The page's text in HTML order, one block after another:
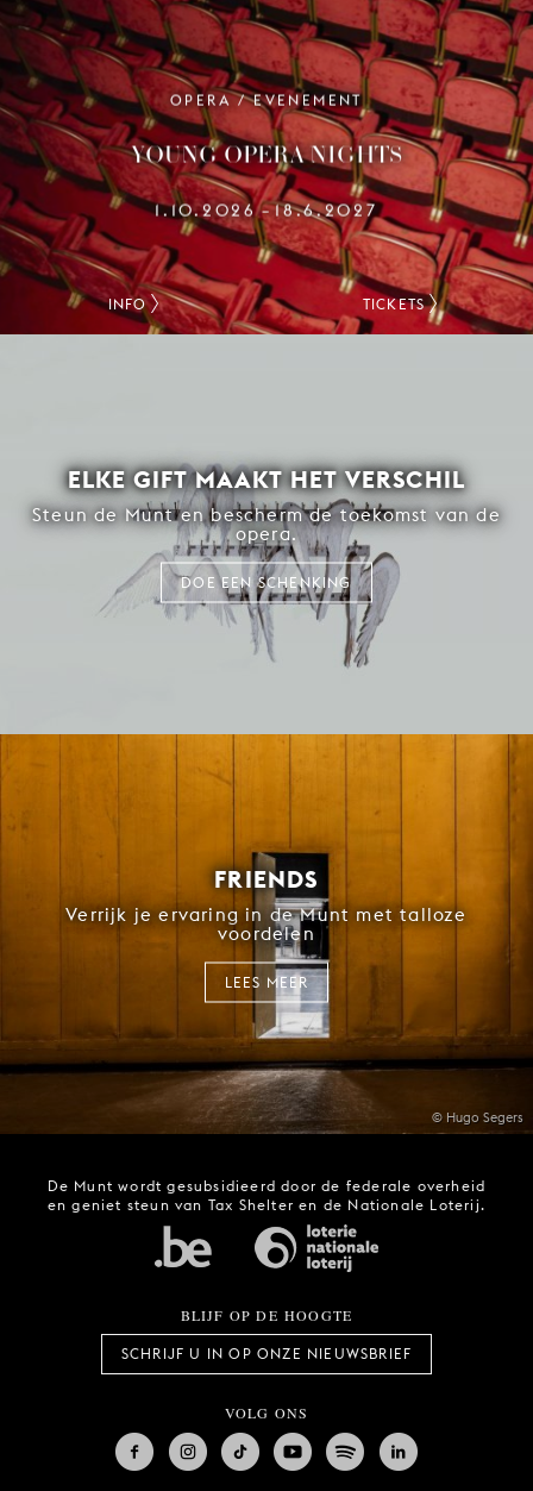
OPERA / EVENEMENT
YOUNG OPERA NIGHTS
1.10.2026–18.6.2027
INFO TICKETS
ELKE GIFT MAAKT HET VERSCHIL
Steun de Munt en bescherm de toekomst van de
opera.
DOE EEN SCHENKING
© Hugo Segers
FRIENDS
Verrijk je ervaring in de Munt met talloze
voordelen
LEES MEER
De Munt wordt gesubsidieerd door de federale overheid
en geniet steun van Tax Shelter en de Nationale Loterij.
BLIJF OP DE HOOGTE
SCHRIJF U IN OP ONZE NIEUWSBRIEF
VOLG ONS